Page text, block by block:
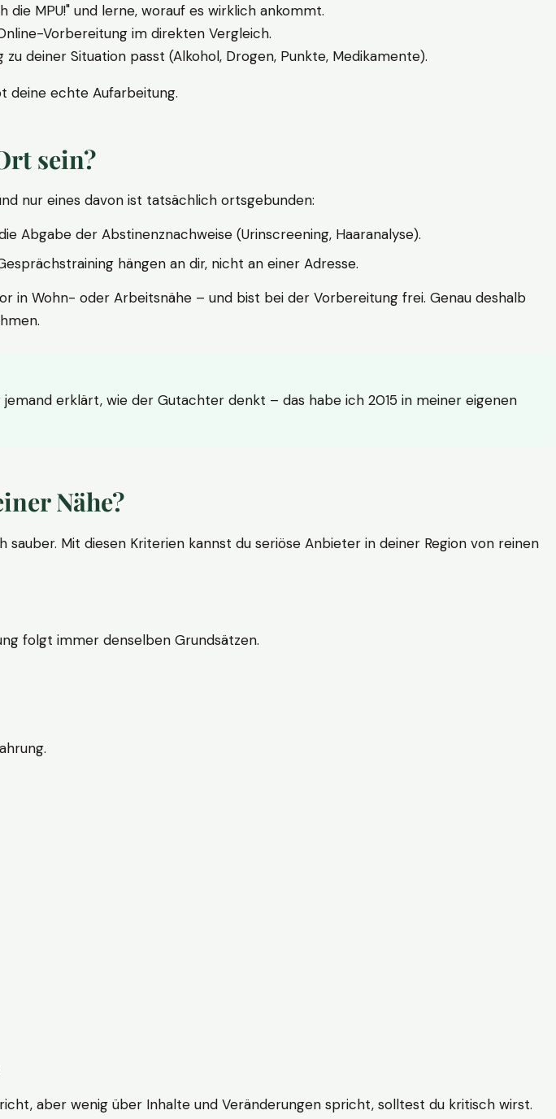
MPU!" und lerne, worauf es wirklich ankommt.
Vorbereitung im direkten Vergleich.
deiner Situation passt (Alkohol, Drogen, Punkte, Medikamente).
deine echte Aufarbeitung.
sein?
nur eines davon ist tatsächlich ortsgebunden:
Abgabe der Abstinenznachweise (Urinscreening, Haaranalyse).
hängen an dir, nicht an einer Adresse.
in Wohn- oder Arbeitsnähe – und bist bei der Vorbereitung frei. Genau deshalb
erklärt, wie der Gutachter denkt – das habe ich 2015 in meiner eigenen
Nähe?
Mit diesen Kriterien kannst du seriöse Anbieter in deiner Region von reinen
folgt immer denselben Grundsätzen.
aber wenig über Inhalte und Veränderungen spricht, solltest du kritisch wirst.